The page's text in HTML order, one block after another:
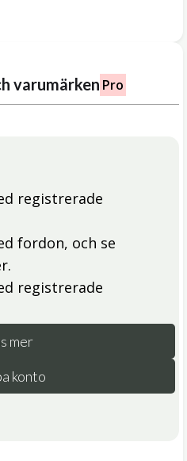
varumärken Pro
registrerade
fordon, och se
registrerade
mer
konto